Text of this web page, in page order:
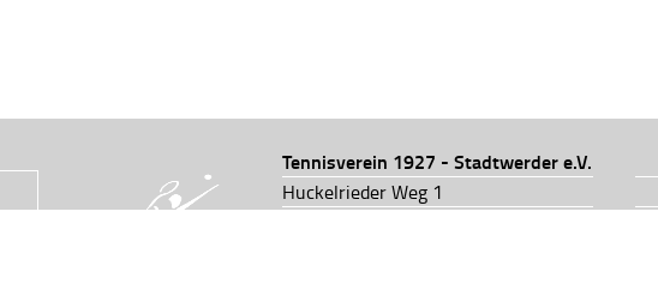
Tennisverein 1927 - Stadtwerder e.V.
Huckelrieder Weg 1